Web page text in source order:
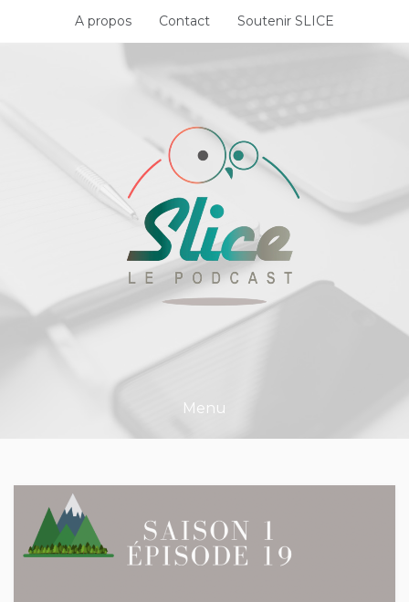
A propos Contact Soutenir SLICE
Menu